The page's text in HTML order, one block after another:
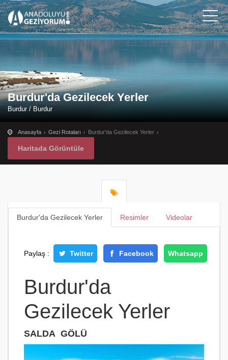
Burdur'da Gezilecek Yerler
Burdur / Burdur
Anasayfa Gezi Rotaları Burdur'da Gezilecek Yerler
Haritada Görüntüle
Burdur'da Gezilecek Yerler Resimler Videolar
Paylaş : Twitter Facebook Whatsapp
Burdur'da
Gezilecek Yerler
SALDA GÖLÜ